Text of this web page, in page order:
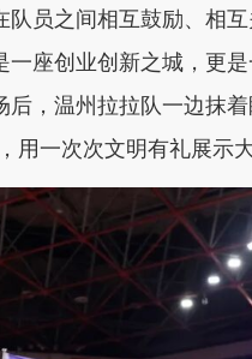
员之间相互鼓励、相
座创业创新之城，更
，温州拉拉队一边抹着
用一次次文明有礼展示